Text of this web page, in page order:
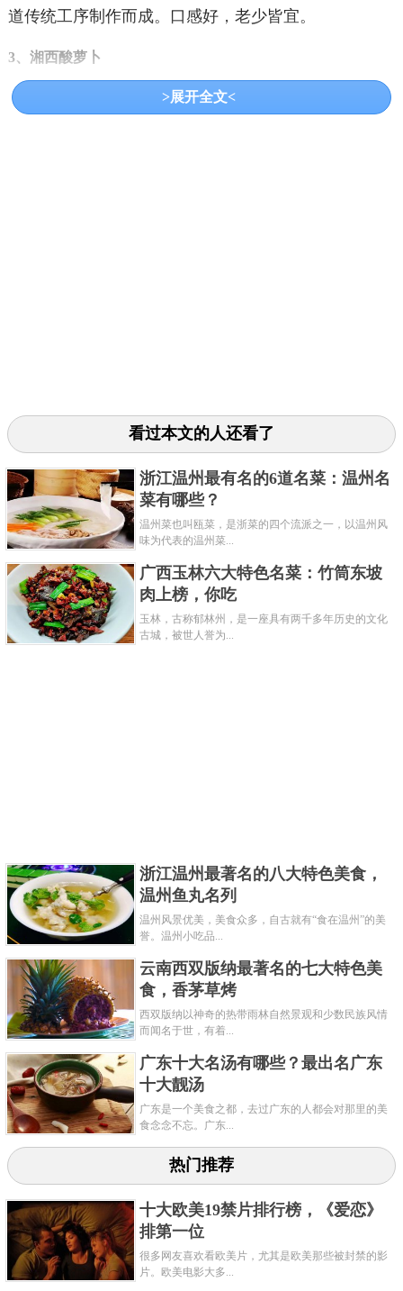
道传统工序制作而成。口感好，老少皆宜。
3、湘西酸萝卜
关键字：美食 小吃
共3页: 上一页 1 2 3 下一页
>展开全文<
看过本文的人还看了
浙江温州最有名的6道名菜：温州名
菜有哪些？
温州菜也叫瓯菜，是浙菜的四个流派之一，以温州风
味为代表的温州菜...
广西玉林六大特色名菜：竹筒东坡
肉上榜，你吃
玉林，古称郁林州，是一座具有两千多年历史的文化
古城，被世人誉为...
浙江温州最著名的八大特色美食，
温州鱼丸名列
温州风景优美，美食众多，自古就有“食在温州”的美
誉。温州小吃品...
云南西双版纳最著名的七大特色美
食，香茅草烤
西双版纳以神奇的热带雨林自然景观和少数民族风情
而闻名于世，有着...
广东十大名汤有哪些？最出名广东
十大靓汤
广东是一个美食之都，去过广东的人都会对那里的美
食念念不忘。广东...
热门推荐
十大欧美19禁片排行榜，《爱恋》
排第一位
很多网友喜欢看欧美片，尤其是欧美那些被封禁的影
片。欧美电影大多...